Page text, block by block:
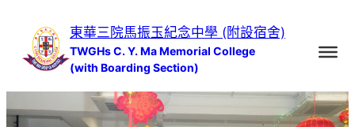
容
東華三院馬振玉紀念中學 (附設宿舍)
TWGHs C. Y. Ma Memorial College
(with Boarding Section)